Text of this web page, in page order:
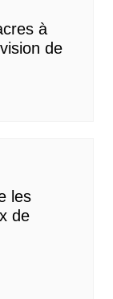
à
de
les
de